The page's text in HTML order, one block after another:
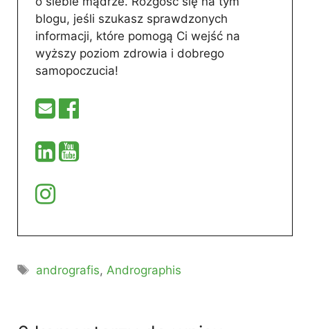
blogu, jeśli szukasz sprawdzonych
informacji, które pomogą Ci wejść na
wyższy poziom zdrowia i dobrego
samopoczucia!
Tagi
andrografis, Andrographis